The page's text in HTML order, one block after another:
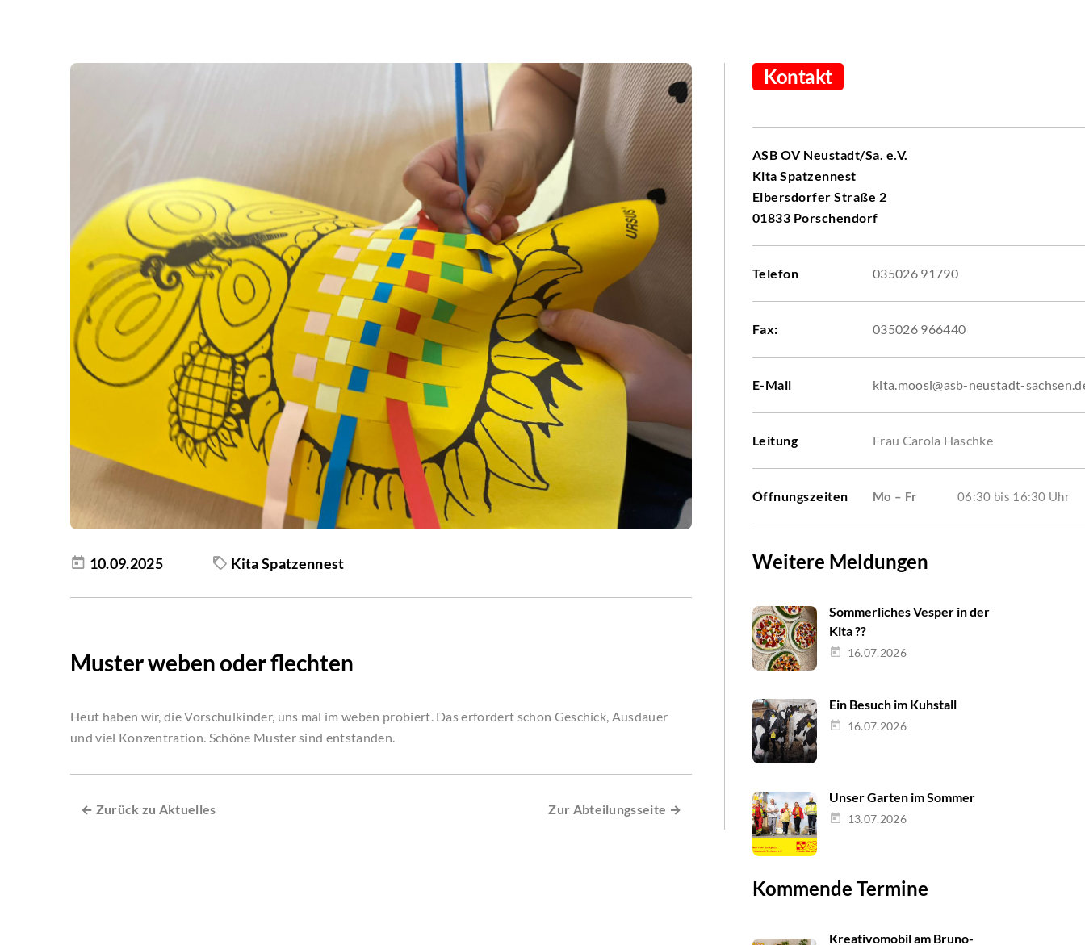
Kontakt
ASB OV Neustadt/Sa. e.V.
Kita Spatzennest
Elbersdorfer Straße 2
01833 Porschendorf
Telefon 035026 91790
Fax: 035026 966440
E-Mail kita.moosi@asb-neustadt-
Leitung Frau Carola Haschke
Öffnungszeiten Mo – Fr 06:30 bis 16:30 Uhr
Weitere Meldungen
Sommerliches Vesper in der
Kita ??
16.07.2026
Ein Besuch im Kuhstall
16.07.2026
Unser Garten im Sommer
13.07.2026
Kommende Termine
Kreativomobil am Bruno-
10.09.2025 Kita Spatzennest
Muster weben oder flechten
Heut haben wir, die Vorschulkinder, uns mal im weben probiert. Das erfordert schon Geschick, Ausdauer
und viel Konzentration. Schöne Muster sind entstanden.
← Zurück zu Aktuelles Zur Abteilungsseite →